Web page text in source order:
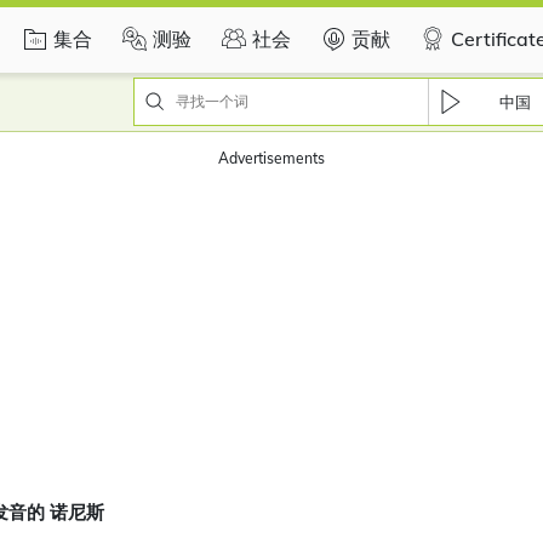
集合 测验 社会 贡献
中国
Advertisements
音的 诺尼斯